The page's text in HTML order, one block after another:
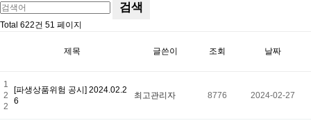
검색
Total 622건 51 페이지
제목 글쓴이 조회 날짜
1
2
2
[파생상품위험 공시] 2024.02.2
6
최고관리자 8776 2024-02-27